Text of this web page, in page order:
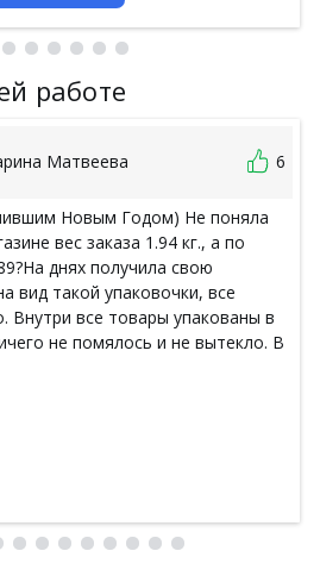
работе
Матвеева 6
Новым Годом) Не поняла
вес заказа 1.94 кг., а по
днях получила свою
вид такой упаковочки, все
Внутри все товары упакованы в
не помялось и не вытекло. В
конфетки и маску для
процесса)